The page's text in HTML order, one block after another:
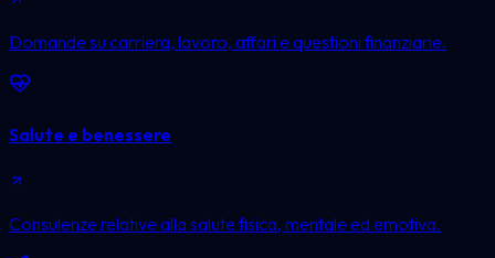
Domande su carriera, lavoro, affari e questioni finanziarie.
Salute e benessere
Consulenze relative alla salute fisica, mentale ed emotiva.